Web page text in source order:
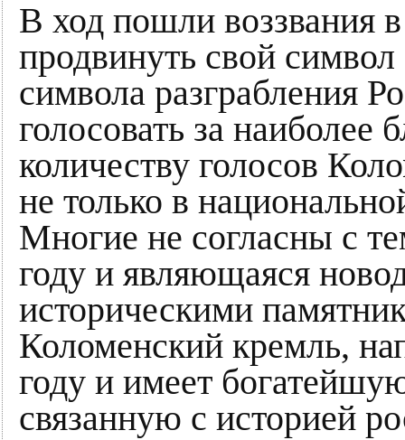
В ход пошли воззвания
продвинуть свой
символа разграбления
голосовать за наиболее
количеству голосов
не только в
Многие не согласны с
году и являющаяся
историческими
Коломенский кремль,
году и имеет
связанную с историей